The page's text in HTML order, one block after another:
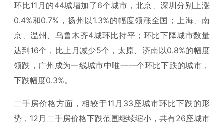
环比11月的44城增加了6个城市，北京、深圳分别上涨
0.4%和0.7%，扬州以1.3%的幅度领涨全国；上海、南
京、温州、乌鲁木齐4城环比持平；环比下降城市数量
达到16个，比上月减少5个，太原、济南以0.8%的幅度
领跌，广州成为一线城市中唯一一个环比下跌的城市，
下跌幅度0.3%。
二手房价格方面，相较于11月33座城市环比下跌的形
势，12月二手房价格下跌范围继续缩小，共有26座城市